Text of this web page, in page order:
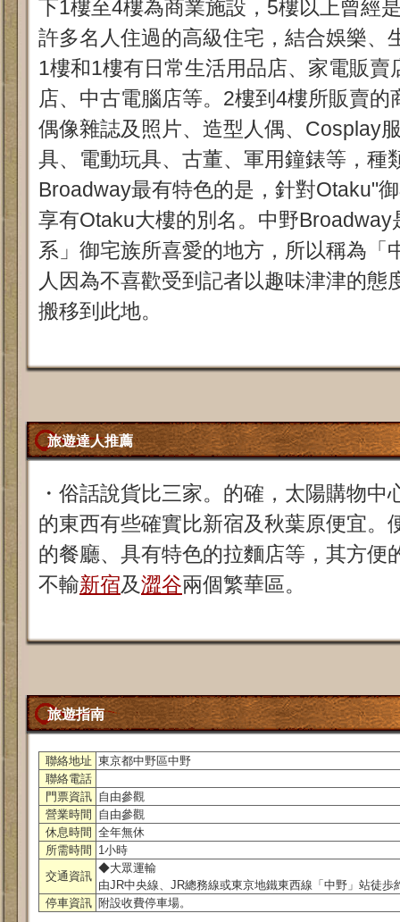
下1樓至4樓為商業施設，5樓以上曾經
許多名人住過的高級住宅，結合娛樂、
1樓和1樓有日常生活用品店、家電販賣
店、中古電腦店等。2樓到4樓所販賣的
偶像雜誌及照片、造型人偶、Cosplay
具、電動玩具、古董、軍用鐘錶等，種
Broadway最有特色的是，針對Otaku"
享有Otaku大樓的別名。中野Broadway
系」御宅族所喜愛的地方，所以稱為「
人因為不喜歡受到記者以趣味津津的態
搬移到此地。
旅遊達人推薦
・俗話說貨比三家。的確，太陽購物
的東西有些確實比新宿及秋葉原便宜。
的餐廳、具有特色的拉麵店等，其方便
不輸新宿及澀谷兩個繁華區。
旅遊指南
聯絡地址 東京都中野區中野
聯絡電話
門票資訊 自由參觀
營業時間
自由參觀
休息時間 全年無休
所需時間
1小時
交通資訊
◆大眾運輸
由JR中央線、JR總務線或東京地鐵東西線「中野」站徒歩
停車資訊 附設收費停車場。